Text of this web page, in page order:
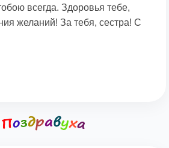
всегда. Здоровья тебе,
желаний! За тебя, сестра! С